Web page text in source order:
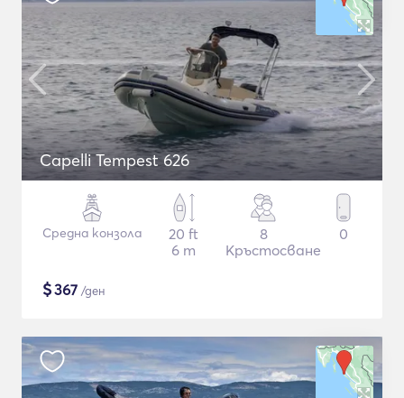
Capelli Tempest 626
Средна конзола
20 ft
6 m
8
Кръстосване
0
$367 /ден